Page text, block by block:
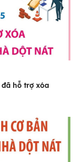
hỗ trợ xóa